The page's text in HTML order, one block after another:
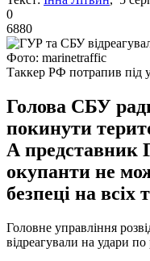
0
6880
Фото: marinetraffic
Таккер РФ потрапив під
Голова СБУ
покинути
А представник
окупанти не
безпеці на всіх
Головне управління
відреагували на удари